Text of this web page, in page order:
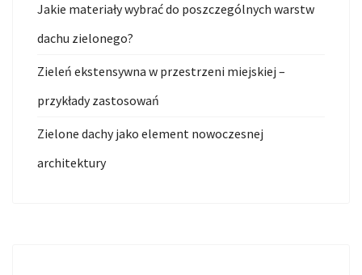
Jakie materiały wybrać do poszczególnych warstw
dachu zielonego?
Zieleń ekstensywna w przestrzeni miejskiej –
przykłady zastosowań
Zielone dachy jako element nowoczesnej
architektury